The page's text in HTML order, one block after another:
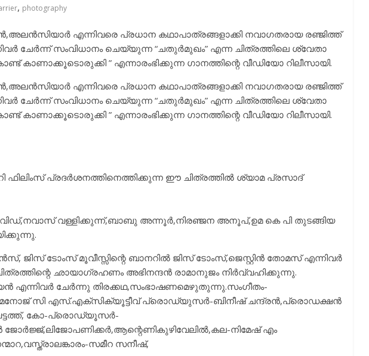
, photography
എന്നിവരെ പ്രധാന കഥാപാത്രങ്ങളാക്കി നവാഗതരായ രഞ്ജിത്ത്
ചേർന്ന് സംവിധാനം ചെയ്യുന്ന “ചതുർമുഖം” എന്ന ചിത്രത്തിലെ ശ്വേതാ
കാണാക്കൂടൊരുക്കി ” എന്നാരംഭിക്കുന്ന ഗാനത്തിന്റെ വീഡിയോ റിലീസായി.
എന്നിവരെ പ്രധാന കഥാപാത്രങ്ങളാക്കി നവാഗതരായ രഞ്ജിത്ത്
ചേർന്ന് സംവിധാനം ചെയ്യുന്ന “ചതുർമുഖം” എന്ന ചിത്രത്തിലെ ശ്വേതാ
കാണാക്കൂടൊരുക്കി ” എന്നാരംഭിക്കുന്ന ഗാനത്തിന്റെ വീഡിയോ റിലീസായി.
9mrlD7bmpP8
ഫിലിംസ് പ്രദർശനത്തിനെത്തിക്കുന്ന ഈ ചിത്രത്തിൽ ശ്യാമ പ്രസാദ്
വള്ളിക്കുന്ന്,ബാബു അന്നൂർ,നിരഞ്ജന അനൂപ്,ഉമ കെ പി തുടങ്ങിയ
ജിസ് ടോംസ് മൂവീസ്സിന്റെ ബാനറില്‍ ജിസ് ടോംസ്,ജെസ്റ്റിന്‍ തോമസ് എന്നിവര്‍
ഛായാഗ്രഹണം അഭിനന്ദന്‍ രാമാനുജം നിര്‍വ്വഹിക്കുന്നു.
ചേര്‍ന്നു തിരക്കഥ,സംഭാഷണമെഴുതുന്നു.സംഗീതം-
മനോജ് സി എസ്.എക്സിക്യൂട്ടീവ് പ്രൊഡ്യുസര്‍-ബിനീഷ് ചന്ദ്രന്‍,പ്രൊഡക്ഷന്‍
കോ-പ്രൊഡ്യൂസര്‍-
നിമേഷ് എം
സമീറ സനീഷ്,